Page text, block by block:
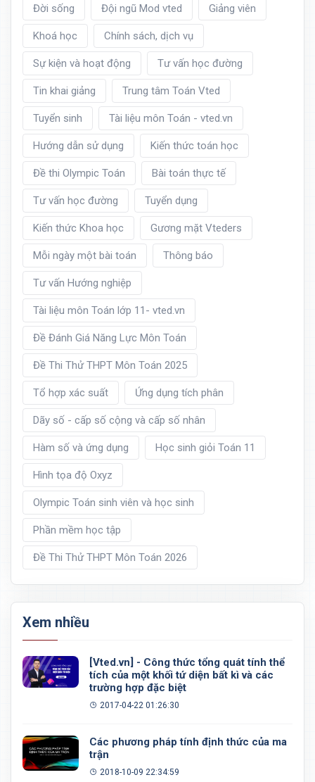
Đời sống Đội ngũ Mod vted Giảng viên
Khoá học Chính sách, dịch vụ
Sự kiện và hoạt động Tư vấn học đường
Tin khai giảng Trung tâm Toán Vted
Tuyển sinh Tài liệu môn Toán - vted.vn
Hướng dẫn sử dụng Kiến thức toán học
Đề thi Olympic Toán Bài toán thực tế
Tư vấn học đường Tuyển dụng
Kiến thức Khoa học Gương mặt Vteders
Mỗi ngày một bài toán Thông báo
Tư vấn Hướng nghiệp
Tài liệu môn Toán lớp 11- vted.vn
Đề Đánh Giá Năng Lực Môn Toán
Đề Thi Thử THPT Môn Toán 2025
Tổ hợp xác suất Ứng dụng tích phân
Dãy số - cấp số cộng và cấp số nhân
Hàm số và ứng dụng Học sinh giỏi Toán 11
Hình tọa độ Oxyz
Olympic Toán sinh viên và học sinh
Phần mềm học tập
Đề Thi Thử THPT Môn Toán 2026
Xem nhiều
[Vted.vn] - Công thức tổng quát tính thể
tích của một khối tứ diện bất kì và các
trường hợp đặc biệt
2017-04-22 01:26:30
Các phương pháp tính định thức của ma
trận
2018-10-09 22:34:59